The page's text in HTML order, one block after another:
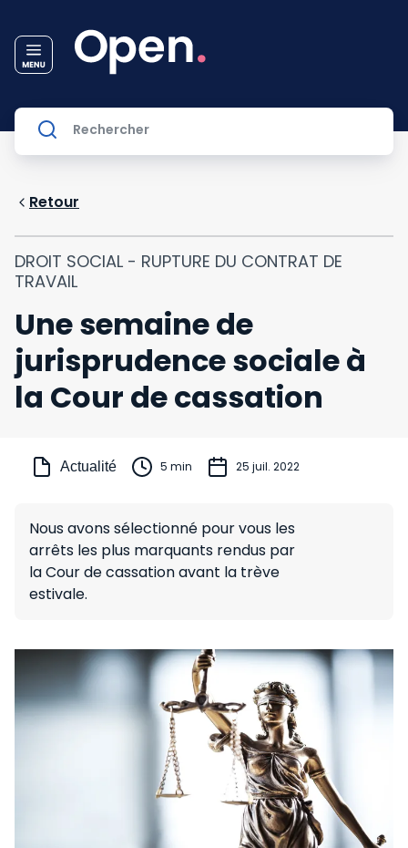
Retour
DROIT SOCIAL - RUPTURE DU CONTRAT DE
TRAVAIL
Une semaine de
jurisprudence sociale à
la Cour de cassation
Actualité 5 min 25 juil. 2022
Nous avons sélectionné pour vous les
arrêts les plus marquants rendus par
la Cour de cassation avant la trève
estivale.